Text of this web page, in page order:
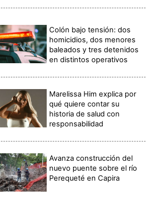
Colón bajo tensión: dos
homicidios, dos menores
baleados y tres detenidos
en distintos operativos
Marelissa Him explica por
qué quiere contar su
historia de salud con
responsabilidad
Avanza construcción del
nuevo puente sobre el río
Perequeté en Capira